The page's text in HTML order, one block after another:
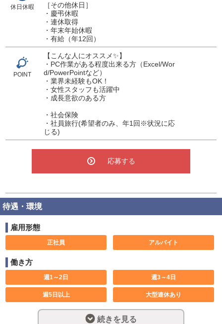
休日休暇
［その他休日］
・慶弔休暇
・連休取得
・年末年始休暇
・有給（年12回）
POINT
【こんな人にオススメ✨】
・PC作業がある程度出来る方（Excel/Wor
d/PowerPointなど）
・業界未経験もOK！
・女性スタッフも活躍中
・成長意欲のある方
・社会保険
・社員旅行(希望者のみ、年1回※状況に応
じる)
応募する
待遇・環境
雇用形態
正社員 アルバイト
働き方
週1～2日 週3～4日
週5日以上 大型連休あり
土日のみ可 休み希望対応可
続きを見る